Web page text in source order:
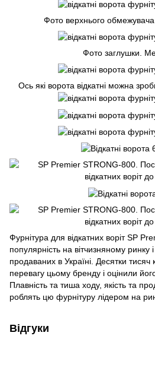
Фото верхнього обмежувача
Фото заглушки.
Ось які ворота відкатні можна
Фурнітура для відкатних воріт SP
популярність на вітчизняному ринку
продаваних в Україні. Десятки тисяч
перевагу цьому бренду і оцінили його
Плавність та тиша ходу, якість та
роблять цю фурнітуру лідером на
Відгуки